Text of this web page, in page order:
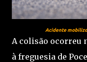
Acidente
A colisão ocorreu
à freguesia de